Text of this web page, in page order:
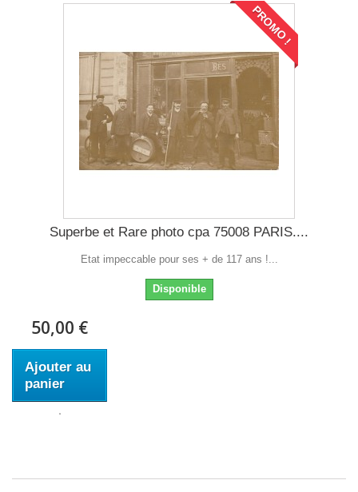
PROMO !
Superbe et Rare photo cpa 75008 PARIS....
Etat impeccable pour ses + de 117 ans !...
Disponible
50,00 €
Ajouter au
panier